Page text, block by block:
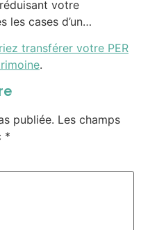
votre
les cases d’un…
transférer votre PER
.
publiée. Les champs
*